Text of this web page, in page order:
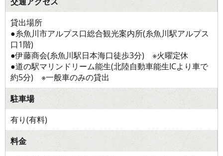
貸出場所
●糸魚川市アルプス口総合観光案内所(糸魚川駅アルプス
口1階)
●伊藤商会(糸魚川駅日本海口徒歩3分) ※火曜定休
●道の駅マリンドリーム能生(北陸自動車能生ICより車で
約5分) ※一般車のみの貸出
駐車場
有り(有料)
料金